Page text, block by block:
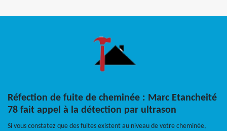
Réfection de fuite de cheminée : Marc Etancheité
78 fait appel à la détection par ultrason
Si vous constatez que des fuites existent au niveau de votre cheminée,